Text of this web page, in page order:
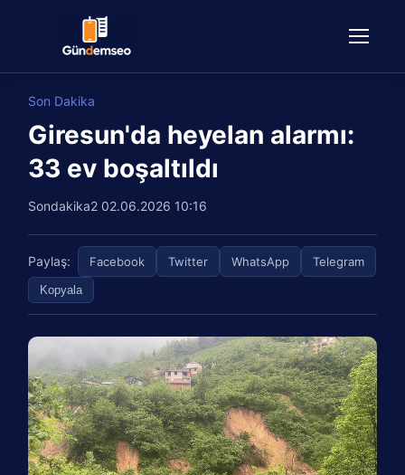
Son Dakika
Giresun'da heyelan alarmı:
33 ev boşaltıldı
Sondakika2 02.06.2026 10:16
Paylaş: Facebook Twitter WhatsApp Telegram
Kopyala